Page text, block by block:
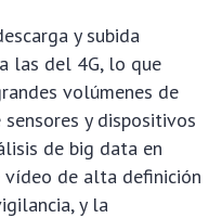
y subida
las del 4G, lo que
volúmenes de
y dispositivos
de big data en
de alta definición
y la